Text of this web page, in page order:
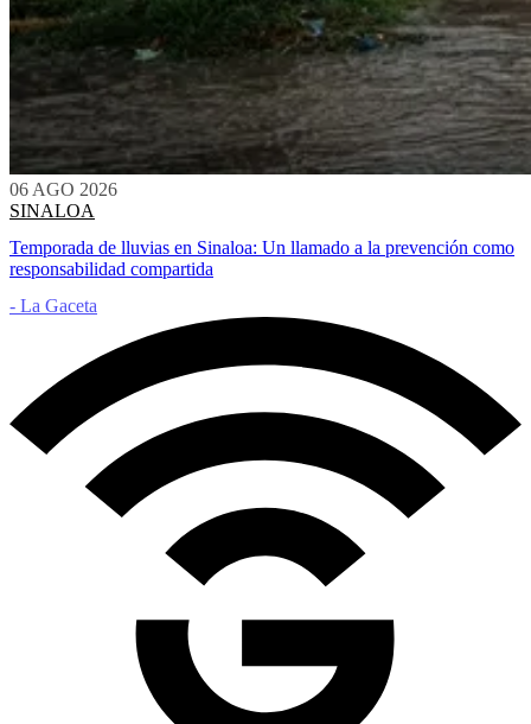
06 AGO 2026
SINALOA
Temporada de lluvias en Sinaloa: Un llamado a la prevención como
responsabilidad compartida
- La Gaceta